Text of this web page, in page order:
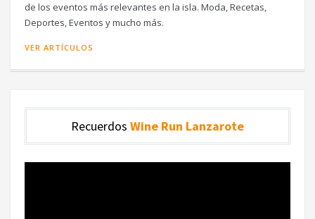
de los eventos más relevantes en la isla. Moda, Recetas,
Deportes, Eventos y mucho más.
VER ARTÍCULOS
Recuerdos Wine Run Lanzarote